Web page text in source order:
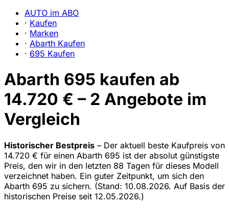
AUTO im ABO
· Kaufen
· Marken
· Abarth Kaufen
· 695 Kaufen
Abarth 695 kaufen ab
14.720 € – 2 Angebote im
Vergleich
Historischer Bestpreis – Der aktuell beste Kaufpreis von
14.720 € für einen Abarth 695 ist der absolut günstigste
Preis, den wir in den letzten 88 Tagen für dieses Modell
verzeichnet haben. Ein guter Zeitpunkt, um sich den
Abarth 695 zu sichern. (Stand: 10.08.2026. Auf Basis der
historischen Preise seit 12.05.2026.)